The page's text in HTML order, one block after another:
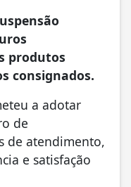
produtos
consignados.
a adotar
de
de atendimento,
e satisfação